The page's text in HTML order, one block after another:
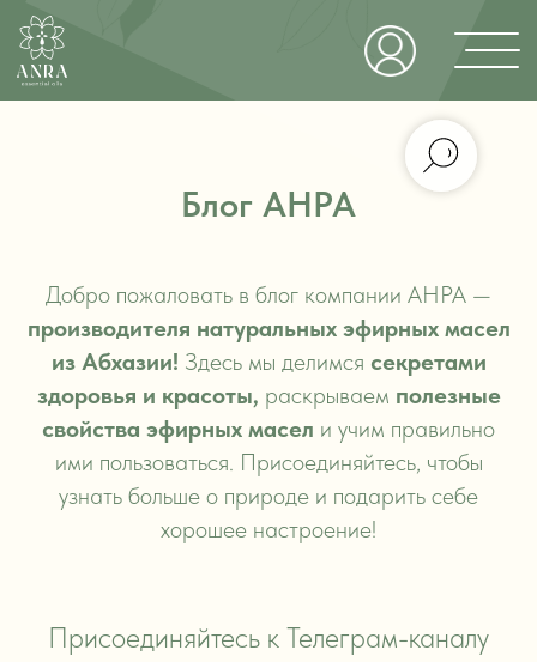
Магазин
Блог АНРА
Добро пожаловать в блог компании АНРА —
производителя натуральных эфирных масел
из Абхазии! Здесь мы делимся секретами
здоровья и красоты, раскрываем полезные
свойства эфирных масел и учим правильно
ими пользоваться. Присоединяйтесь, чтобы
узнать больше о природе и подарить себе
хорошее настроение!
Присоединяйтесь к Телеграм-каналу